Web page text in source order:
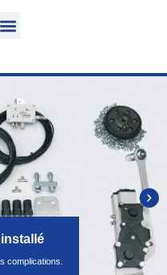
complications.